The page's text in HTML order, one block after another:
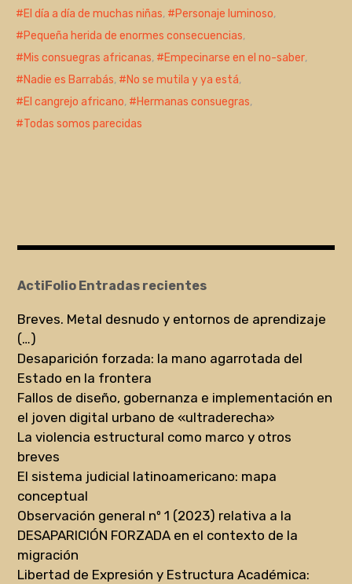
El día a día de muchas niñas, Personaje luminoso,
Pequeña herida de enormes consecuencias,
Mis consuegras africanas, Empecinarse en el no-saber,
Nadie es Barrabás, No se mutila y ya está,
El cangrejo africano, Hermanas consuegras,
Todas somos parecidas
ActiFolio Entradas recientes
Breves. Metal desnudo y entornos de aprendizaje
(…)
Desaparición forzada: la mano agarrotada del
Estado en la frontera
Fallos de diseño, gobernanza e implementación en
el joven digital urbano de «ultraderecha»
La violencia estructural como marco y otros
breves
El sistema judicial latinoamericano: mapa
conceptual
Observación general nº 1 (2023) relativa a la
DESAPARICIÓN FORZADA en el contexto de la
migración
Libertad de Expresión y Estructura Académica: